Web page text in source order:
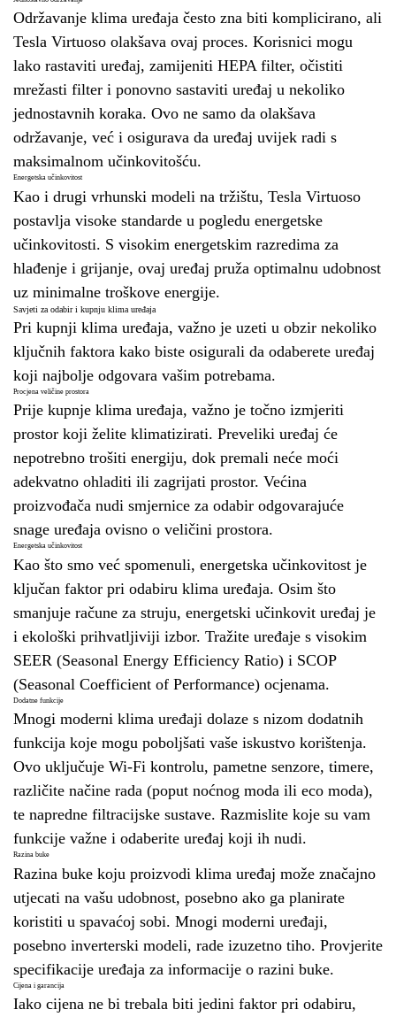
Održavanje klima uređaja često zna biti komplicirano, ali
Tesla Virtuoso olakšava ovaj proces. Korisnici mogu
lako rastaviti uređaj, zamijeniti HEPA filter, očistiti
mrežasti filter i ponovno sastaviti uređaj u nekoliko
jednostavnih koraka. Ovo ne samo da olakšava
održavanje, već i osigurava da uređaj uvijek radi s
maksimalnom učinkovitošću.
Energetska učinkovitost
Kao i drugi vrhunski modeli na tržištu, Tesla Virtuoso
postavlja visoke standarde u pogledu energetske
učinkovitosti. S visokim energetskim razredima za
hlađenje i grijanje, ovaj uređaj pruža optimalnu udobnost
uz minimalne troškove energije.
Savjeti za odabir i kupnju klima uređaja
Pri kupnji klima uređaja, važno je uzeti u obzir nekoliko
ključnih faktora kako biste osigurali da odaberete uređaj
koji najbolje odgovara vašim potrebama.
Procjena veličine prostora
Prije kupnje klima uređaja, važno je točno izmjeriti
prostor koji želite klimatizirati. Preveliki uređaj će
nepotrebno trošiti energiju, dok premali neće moći
adekvatno ohladiti ili zagrijati prostor. Većina
proizvođača nudi smjernice za odabir odgovarajuće
snage uređaja ovisno o veličini prostora.
Energetska učinkovitost
Kao što smo već spomenuli, energetska učinkovitost je
ključan faktor pri odabiru klima uređaja. Osim što
smanjuje račune za struju, energetski učinkovit uređaj je
i ekološki prihvatljiviji izbor. Tražite uređaje s visokim
SEER (Seasonal Energy Efficiency Ratio) i SCOP
(Seasonal Coefficient of Performance) ocjenama.
Dodatne funkcije
Mnogi moderni klima uređaji dolaze s nizom dodatnih
funkcija koje mogu poboljšati vaše iskustvo korištenja.
Ovo uključuje Wi-Fi kontrolu, pametne senzore, timere,
različite načine rada (poput noćnog moda ili eco moda),
te napredne filtracijske sustave. Razmislite koje su vam
funkcije važne i odaberite uređaj koji ih nudi.
Razina buke
Razina buke koju proizvodi klima uređaj može značajno
utjecati na vašu udobnost, posebno ako ga planirate
koristiti u spavaćoj sobi. Mnogi moderni uređaji,
posebno inverterski modeli, rade izuzetno tiho. Provjerite
specifikacije uređaja za informacije o razini buke.
Cijena i garancija
Iako cijena ne bi trebala biti jedini faktor pri odabiru,